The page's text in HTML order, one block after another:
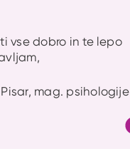
vse dobro in te lepo
Pisar, mag. psihologije